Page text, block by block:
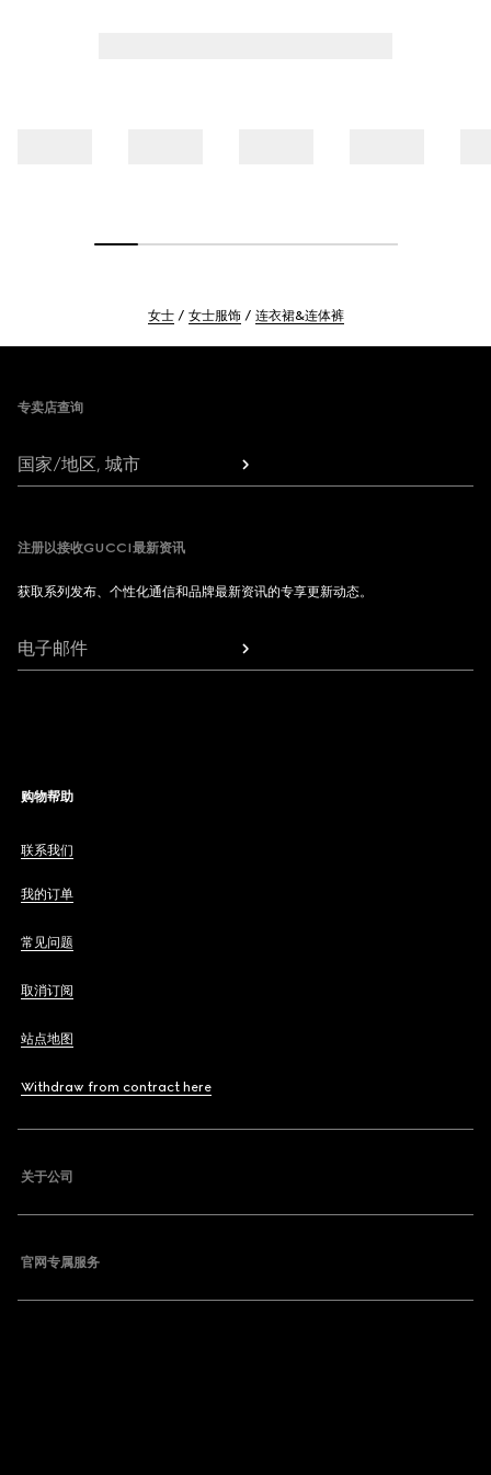
女士 女士服饰 连衣裙&连体裤
专卖店查询
国家/地区, 城市
注册以接收GUCCI最新资讯
获取系列发布、个性化通信和品牌最新资讯的专享更新动态。
电子邮件
购物帮助
联系我们
我的订单
常见问题
取消订阅
站点地图
Withdraw from contract here
关于公司
官网专属服务